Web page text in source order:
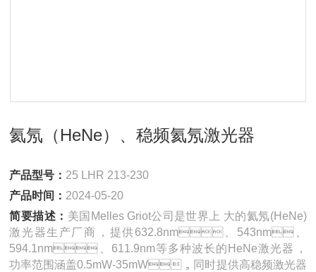
氦氖（HeNe）、稳频氦氖激光器
产品型号： 25 LHR 213-230
产品时间： 2024-05-20
简要描述： 美国Melles Griot公司是世界上 大的氦氖(HeNe)
激光器生产厂商，提供632.8nm、543nm、
594.1nm、611.9nm等多种波长的HeNe激光器，
功率范围涵盖0.5mW-35mW，同时提供高稳频激光器